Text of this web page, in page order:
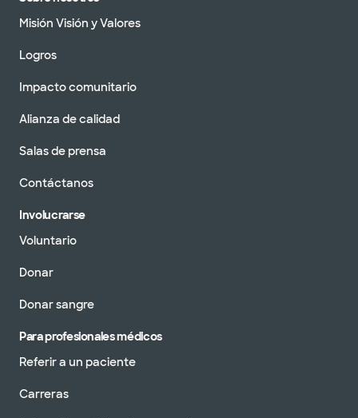
Misión Visión y Valores
Logros
Impacto comunitario
Alianza de calidad
Salas de prensa
Contáctanos
Involucrarse
Voluntario
Donar
Donar sangre
Para profesionales médicos
Referir a un paciente
Carreras